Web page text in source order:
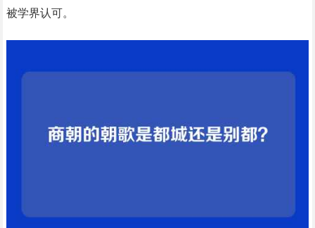
被学界认可。